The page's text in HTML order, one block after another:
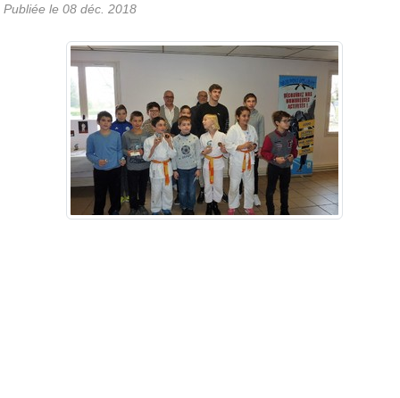
Publiée le 08 déc. 2018